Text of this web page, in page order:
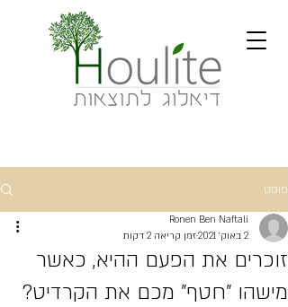
פוסט
זוכרים את הפעם ההיא, כאשר
מישהו "חטף" מכם את הקרדיט?
Ronen Ben Naftali
2 באוק׳ 2021
זמן קריאה 2 דקות